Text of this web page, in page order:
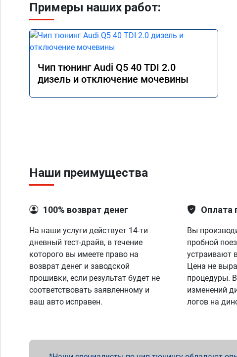
Примеры наших работ:
Чип тюнинг Audi Q5 40 TDI 2.0
дизель и отключение мочевины
Наши преимущества
100% возврат денег
На наши услуги действует 14-ти
дневный тест-драйв, в течение
которого вы имеете право на
возврат денег и заводской
прошивки, если результат будет не
соответствовать заявленному и
ваш авто исправен.
Оплата
Вы
пробной
устраивают
Цена не
процедуры.
изменений
логов на